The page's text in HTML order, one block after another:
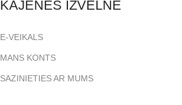
KĀJENES IZVĒLNE
E-VEIKALS
MANS KONTS
SAZINIETIES AR MUMS